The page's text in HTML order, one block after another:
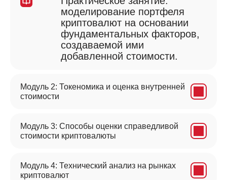
моделирование портфеля
криптовалют на основании
фундаментальных факторов,
создаваемой ими
добавленной стоимости.
Модуль 2: Токеномика и оценка внутренней
стоимости
Модуль 3: Способы оценки справедливой
стоимости криптовалюты
Модуль 4: Технический анализ на рынках
криптовалют